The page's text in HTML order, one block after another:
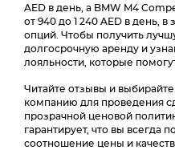
AED в день, а BMW M4
от 940 до 1 240 AED в день,
опций. Чтобы получить
долгосрочную аренду и
лояльности, которые
Читайте отзывы и
компанию для проведения
прозрачной ценовой
гарантирует, что вы всегда
соотношение цены и